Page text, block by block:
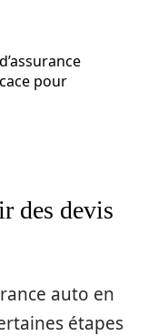
pour
des devis
auto en
étapes